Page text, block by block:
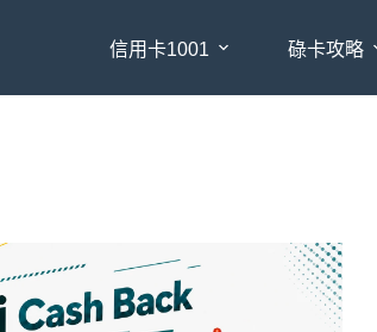
信用卡1001 碌卡攻略